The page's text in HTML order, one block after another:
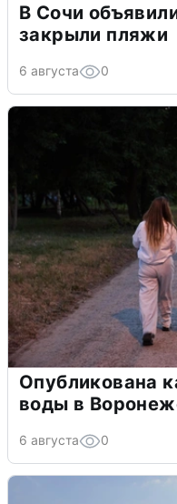
В Сочи
закрыли пляжи
6 августа 0
Опубликована
воды в
6 августа 0